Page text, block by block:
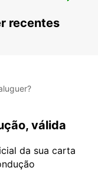
recentes
válida
da sua carta